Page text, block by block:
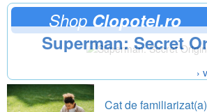
ShopClopotel.ro
Superman: Secret
›
Cat de